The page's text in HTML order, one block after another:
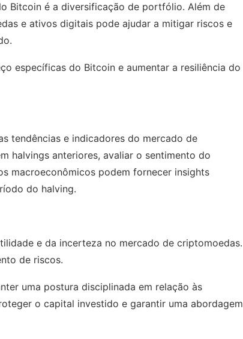
Bitcoin é a diversificação de portfólio. Além de
e ativos digitais pode ajudar a mitigar riscos e
específicas do Bitcoin e aumentar a resiliência do
tendências e indicadores do mercado de
halvings anteriores, avaliar o sentimento do
macroeconômicos podem fornecer insights
do halving.
e da incerteza no mercado de criptomoedas.
de riscos.
uma postura disciplinada em relação às
o capital investido e garantir uma abordagem